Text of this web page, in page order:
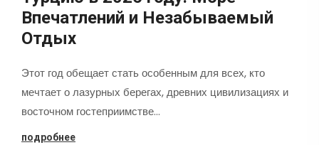
Впечатлений и Незабываемый
Отдых
Этот год обещает стать особенным для всех, кто
мечтает о лазурных берегах, древних цивилизациях и
восточном гостеприимстве…
подробнее